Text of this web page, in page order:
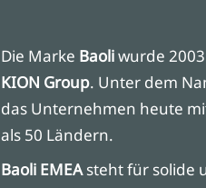
Die Marke Baoliwurde
KION Group. Unter dem
das Unternehmen heute
als 50 Ländern.
Baoli EMEAsteht für solide